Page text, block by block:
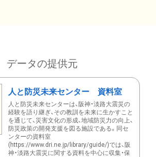
データの提供元
人と防災未来センター 資料室
人と防災未来センターは、阪神・淡路大震災の
経験を語り継ぎ、その教訓を未来に生かすこと
を通じて、災害文化の形成、地域防災力の向上、
防災政策の開発支援を図る施設である。同セ
ンターの資料室
(https://www.dri.ne.jp/library/guide/)では、阪
神・淡路大震災に関する資料を中心に収集・保